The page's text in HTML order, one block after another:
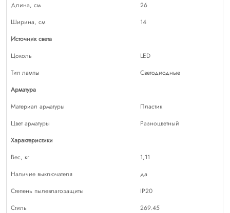
Длина, см
26
Ширина, см
14
Источник света
Цоколь
LED
Тип лампы
Светодиодные
Арматура
Материал арматуры
Пластик
Цвет арматуры
Разноцветный
Характеристики
Вес, кг
1,11
Наличие выключателя
да
Степень пылевлагозащиты
IP20
Стиль
269.45